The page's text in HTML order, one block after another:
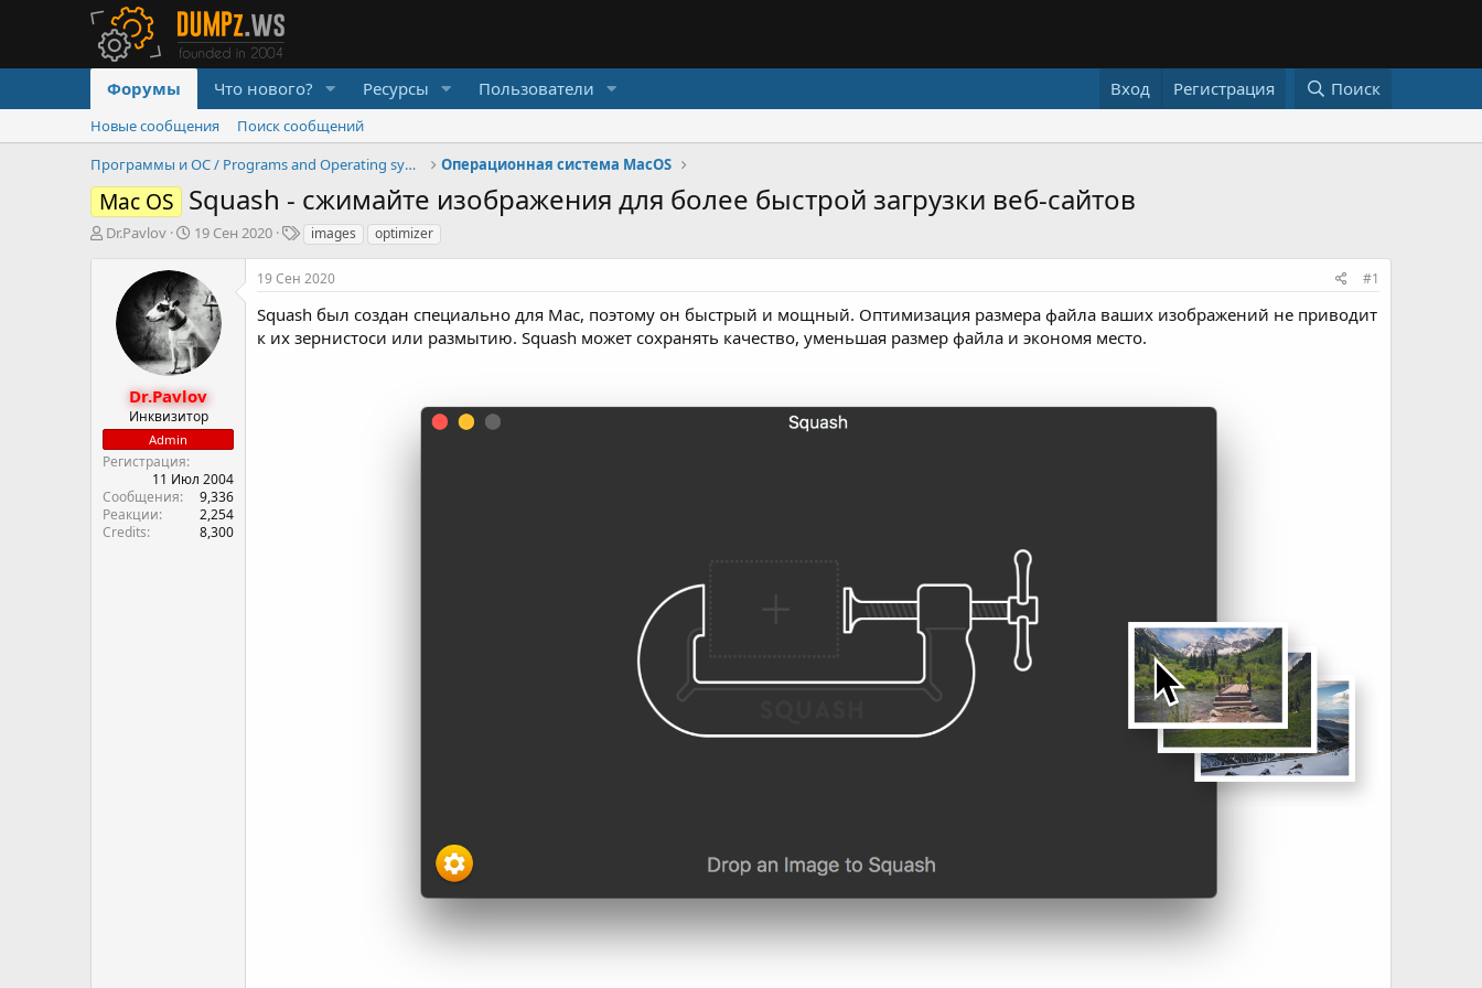
Форумы Что нового? Ресурсы Пользователи Вход Регистрация Поиск
Новые сообщения
Поиск сообщений
Программы и ОС / Programs and Operating systems
Операционная система MacOS
Mac OS Squash - сжимайте изображения для более быстрой загрузки веб-сайтов
А
Dr.Pavlov
Д
а
н
а
ч
а
л
а
19 Сен 2020
Т
г
images optimizer
Dr.Pavlov
Инквизитор
Admin
Регистрация
11 Июл 2004
Сообщения
9,336
Реакции
2,254
Credits
8,300
19 Сен 2020 #1
Squash был создан специально для Mac, поэтому он быстрый и мощный. Оптимизация размера файла ваших изображений не приводит
к их зернистоси или размытию. Squash может сохранять качество, уменьшая размер файла и экономя место.